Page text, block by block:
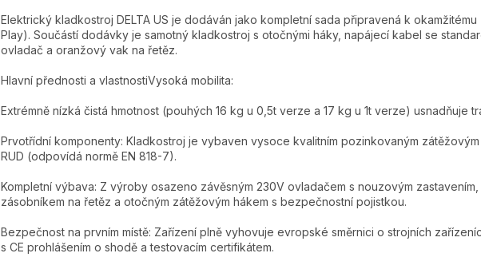
Elektrický kladkostroj DELTA US je dodáván jako kompletní sada připravená k
Play). Součástí dodávky je samotný kladkostroj s otočnými háky, napájecí kabel se
ovladač a oranžový vak na řetěz.
Hlavní přednosti a vlastnostiVysoká mobilita:
Extrémně nízká čistá hmotnost (pouhých 16 kg u 0,5t verze a 17 kg u 1t verze) usnadňuje
Prvotřídní komponenty: Kladkostroj je vybaven vysoce kvalitním pozinkovaným
RUD (odpovídá normě EN 818-7).
Kompletní výbava: Z výroby osazeno závěsným 230V ovladačem s nouzovým zastavením,
zásobníkem na řetěz a otočným zátěžovým hákem s bezpečnostní pojistkou.
Bezpečnost na prvním místě: Zařízení plně vyhovuje evropské směrnici o strojních
s CE prohlášením o shodě a testovacím certifikátem.